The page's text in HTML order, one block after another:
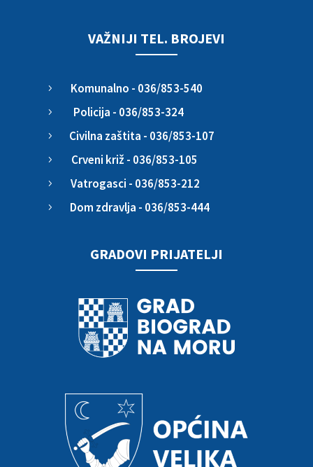
VAŽNIJI TEL. BROJEVI
5 Komunalno - 036/853-540
5 Policija - 036/853-324
5 Civilna zaštita - 036/853-107
5 Crveni križ - 036/853-105
5 Vatrogasci - 036/853-212
5 Dom zdravlja - 036/853-444
GRADOVI PRIJATELJI